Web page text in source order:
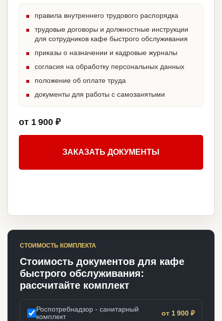
правила внутреннего трудового распорядка
трудовые договоры и должностные инструкции
для сотрудников кафе быстрого обслуживания
приказы о назначении и кадровые журналы
согласия на обработку персональных данных
положение об оплате труда
документы для работы с самозанятыми
от 1 900 ₽
ЗАКАЗАТЬ ДОКУМЕНТЫ
СТОИМОСТЬ КОМПЛЕКТА
Стоимость документов для кафе
быстрого обслуживания:
рассчитайте комплект
Роспотребнадзор - санитарный
комплект
от 1 900 ₽